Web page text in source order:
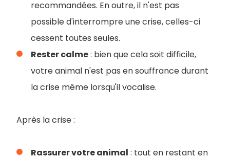
recommandées. En outre, il n'est pas
possible d'interrompre une crise, celles-ci
cessent toutes seules.
Rester calme: bien que cela soit difficile,
votre animal n'est pas en souffrance durant
la crise même lorsqu'il vocalise.
Après la crise :
Rassurer votre animal : tout en restant en